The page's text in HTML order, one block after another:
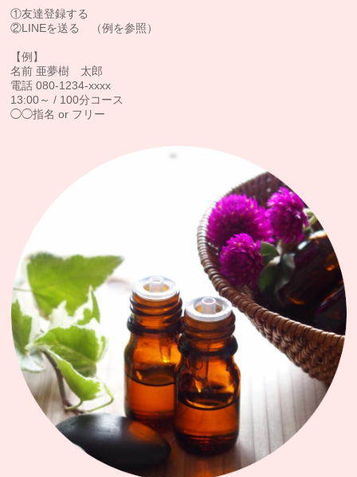
①友達登録する
②LINEを送る （例を参照）
【例】
名前 亜夢樹 太郎
電話 080-1234-xxxx
13:00～ / 100分コース
◯◯指名 or フリー